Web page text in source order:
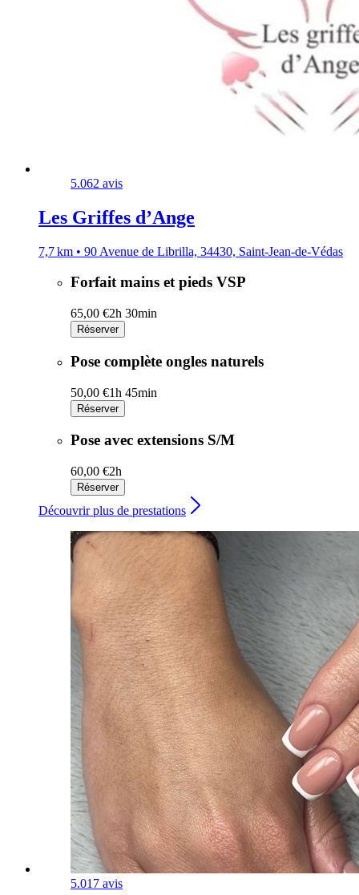
5.062 avis
Les Griffes d’Ange
7,7 km • 90 Avenue de Librilla, 34430, Saint-Jean-de-Védas
Forfait mains et pieds VSP
65,00 €2h 30min
Réserver
Pose complète ongles naturels
50,00 €1h 45min
Réserver
Pose avec extensions S/M
60,00 €2h
Réserver
Découvrir plus de prestations
5.017 avis